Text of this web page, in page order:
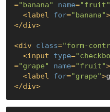
="banana" name="fruit"
<label for="banana">
</div>
<div class="form-
<input type=
="grape" name="fruit">
<label for="grape">
</div>